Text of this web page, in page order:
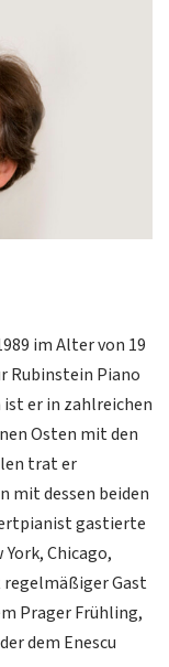
im Alter von 19
Rubinstein Piano
er in zahlreichen
Osten mit den
trat er
mit dessen beiden
gastierte
Chicago,
regelmäßiger Gast
Prager Frühling,
dem Enescu